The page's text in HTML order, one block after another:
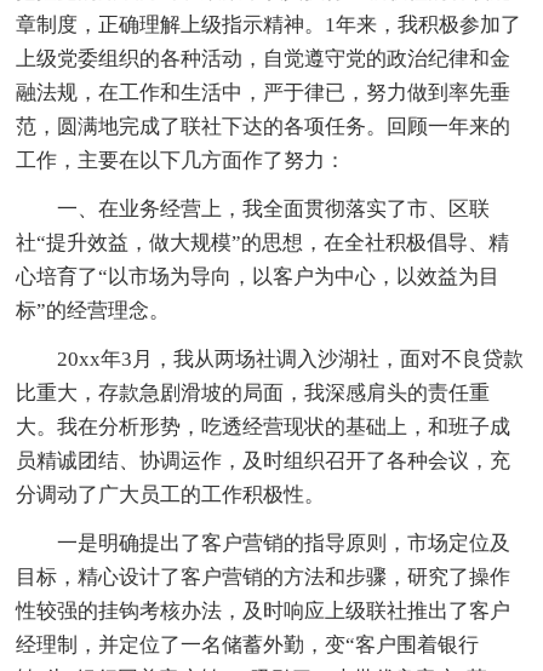
章制度，正确理解上级指示精神。1年来，我积极参加了
上级党委组织的各种活动，自觉遵守党的政治纪律和金
融法规，在工作和生活中，严于律已，努力做到率先垂
范，圆满地完成了联社下达的各项任务。回顾一年来的
工作，主要在以下几方面作了努力：
一、在业务经营上，我全面贯彻落实了市、区联
社“提升效益，做大规模”的思想，在全社积极倡导、精
心培育了“以市场为导向，以客户为中心，以效益为目
标”的经营理念。
20xx年3月，我从两场社调入沙湖社，面对不良贷款
比重大，存款急剧滑坡的局面，我深感肩头的责任重
大。我在分析形势，吃透经营现状的基础上，和班子成
员精诚团结、协调运作，及时组织召开了各种会议，充
分调动了广大员工的工作积极性。
一是明确提出了客户营销的指导原则，市场定位及
目标，精心设计了客户营销的方法和步骤，研究了操作
性较强的挂钩考核办法，及时响应上级联社推出了客户
经理制，并定位了一名储蓄外勤，变“客户围着银行